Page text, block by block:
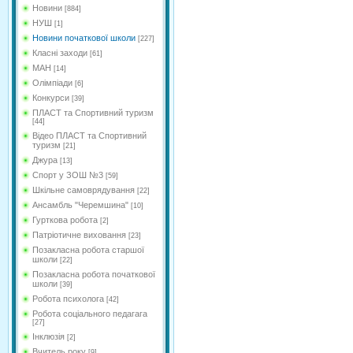
Новини [884]
НУШ [1]
Новини початкової школи [227]
Класні заходи [61]
МАН [14]
Олімпіади [6]
Конкурси [39]
ПЛАСТ та Спортивний туризм
[44]
Відео ПЛАСТ та Спортивний
туризм [21]
Джура [13]
Спорт у ЗОШ №3 [59]
Шкільне самоврядування [22]
Ансамбль "Черемшина" [10]
Гурткова робота [2]
Патріотичне виховання [23]
Позакласна робота старшої
школи [22]
Позакласна робота початкової
школи [39]
Робота психолога [42]
Робота соціального педагага
[27]
Інклюзія [2]